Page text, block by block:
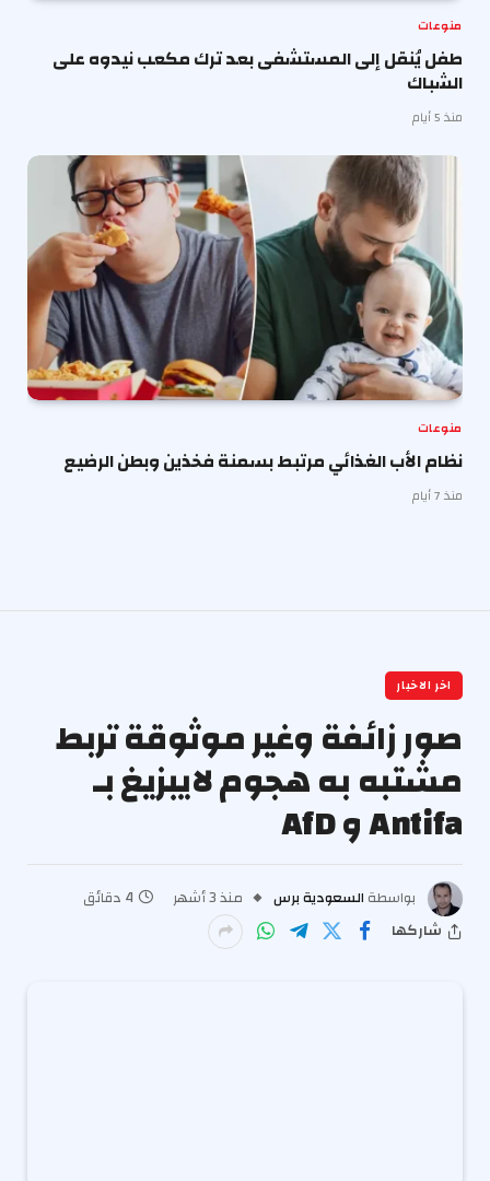
منوعات
طفل يُنقل إلى المستشفى بعد ترك مكعب نيدوه على
الشباك
منذ 5 أيام
منوعات
نظام الأب الغذائي مرتبط بسمنة فخذين وبطن الرضيع
منذ 7 أيام
اخر الاخبار
صور زائفة وغير موثوقة تربط
مشتبه به هجوم لايبزيغ بـ
Antifa و AfD
بواسطة السعودية برس منذ 3 أشهر
4 دقائق
شاركها